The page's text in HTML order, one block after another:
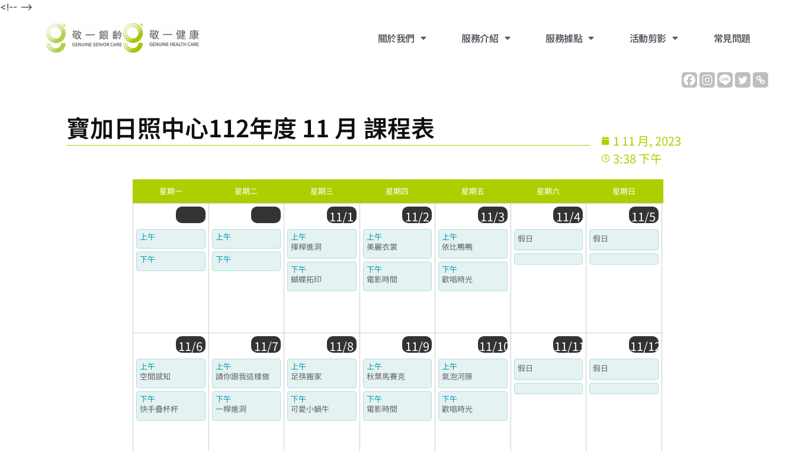
<!-- -->
關於我們 ​服務介紹 服務據點 活動剪影 常見問題
寶加日照中心112年度 11 月 課程表
1 11 月, 2023
3:38 下午
星期一 星期二 星期三 星期四 星期五 星期六 星期日
上午
下午
上午
下午
11/1
上午
揮桿進洞
下午
蝴蝶拓印
11/2
上午
美麗衣裳
下午
電影時間
11/3
上午
依比鴨鴨
下午
歡唱時光
11/4
假日
11/5
假日
11/6
上午
空間感知
下午
快手疊杯杯
11/7
上午
請你跟我這樣做
下午
一桿進洞
11/8
上午
足筷搬家
下午
可愛小蝸牛
11/9
上午
秋葉馬賽克
下午
電影時間
11/10
上午
氣泡河豚
下午
歡唱時光
11/11
假日
11/12
假日